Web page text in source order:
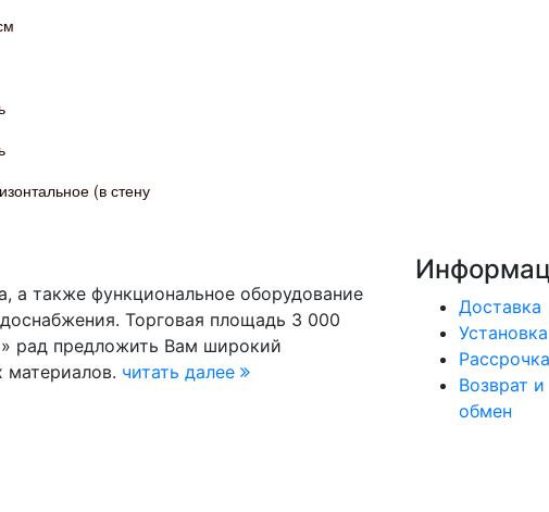
(в стену
а также функциональное оборудование
Торговая площадь 3 000
рад предложить Вам широкий
материалов. читать далее
Доставка
Установка
Рассрочка
Возврат и
обмен